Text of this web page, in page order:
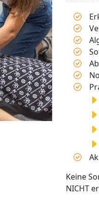
Keine
NICHT